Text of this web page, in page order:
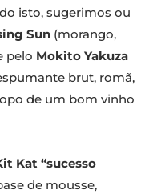
isto, sugerimos ou
Sun (morango,
pelo Mokito Yakuza
brut, romã,
de um bom vinho
Kat “sucesso
de mousse,